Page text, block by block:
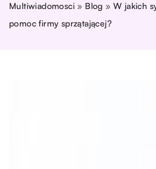
Multiwiadomosci » Blog »W jakich
pomoc firmy sprzątającej?